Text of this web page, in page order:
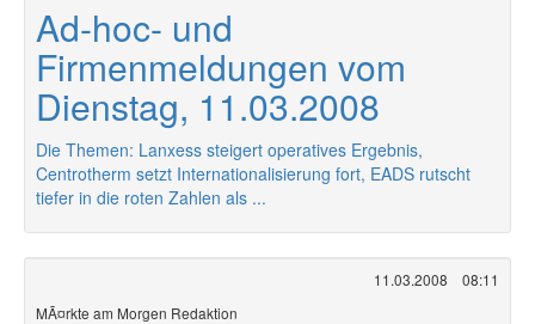
Ad-hoc- und
Firmenmeldungen vom
Dienstag, 11.03.2008
Die Themen: Lanxess steigert operatives Ergebnis,
Centrotherm setzt Internationalisierung fort, EADS rutscht
tiefer in die roten Zahlen als ...
11.03.2008
08:11
MÃ¤rkte am Morgen Redaktion